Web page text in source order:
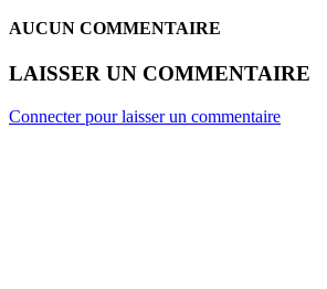
AUCUN COMMENTAIRE
LAISSER UN COMMENTAIRE
Connecter pour laisser un commentaire